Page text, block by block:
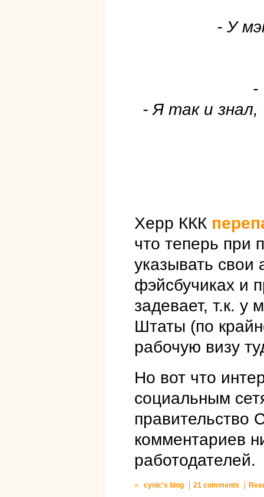
- У
-
- Я так и знал,
Херр ККК
что теперь при
указывать свои
фэйсбучиках и
задевает, т.к. у
Штаты (по
рабочую визу
Но вот что
социальным
правительство
комментариев
работодателей.
» cynic's blog 21 comments